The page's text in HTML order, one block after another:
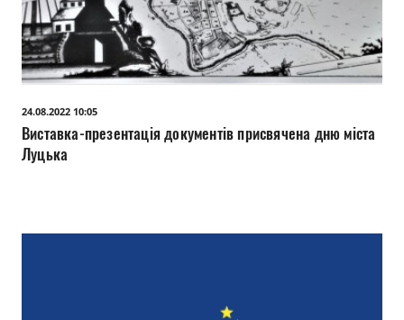
24.08.2022 10:05
Виставка-презентація документів присвячена дню міста
Луцька